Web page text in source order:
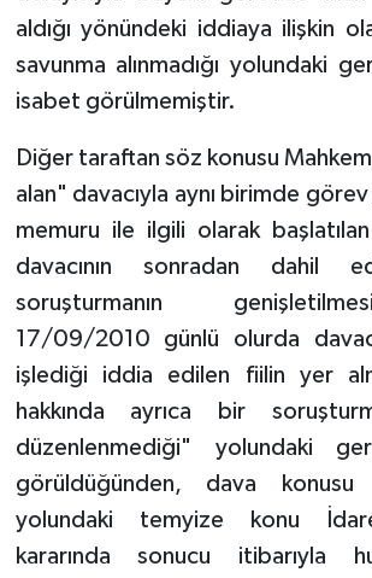
aldığı yönündeki iddiaya ilişkin
savunma alınmadığı yolundaki
isabet görülmemiştir.
Diğer taraftan söz konusu
alan" davacıyla aynı birimde
memuru ile ilgili olarak
davacının sonradan dahil
soruşturmanın
17/09/2010 günlü olurda
işlediği iddia edilen fiilin yer
hakkında ayrıca bir
düzenlenmediği" yolundaki
görüldüğünden, dava
yolundaki temyize konu
kararında sonucu itibarıyla